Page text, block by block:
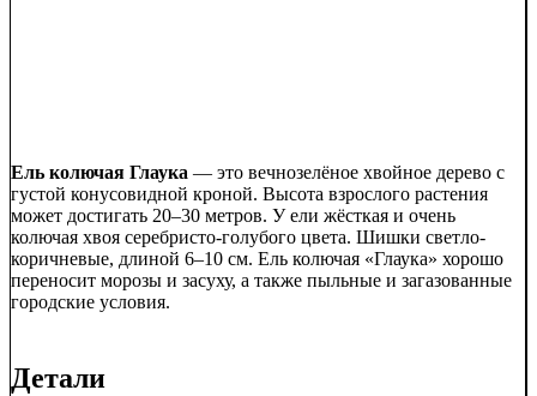
Ель колючая Глаука — это вечнозелёное хвойное дерево с
густой конусовидной кроной. Высота взрослого растения
может достигать 20–30 метров. У ели жёсткая и очень
колючая хвоя серебристо-голубого цвета. Шишки светло-
коричневые, длиной 6–10 см. Ель колючая «Глаука» хорошо
переносит морозы и засуху, а также пыльные и загазованные
городские условия.
Детали